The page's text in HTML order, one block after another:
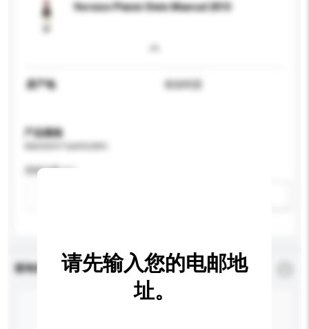
Version Plaisir Divin Mavrud 2013
原产地 保加利亚
产品规格
酒精含量 (%)
查询内容 *必须填写
请先输入您的电邮地
址。